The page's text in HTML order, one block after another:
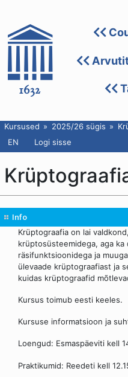
Kursused 2025/26 sügis
EN
Logi sisse
Info
Krüptograafia on lai
krüptosüsteemidega, aga ka
räsifunktsioonidega ja
ülevaade krüptograafiast ja
kuidas krüptograafid
Kursus toimub eesti keeles.
Kursuse informatsioon ja
Loengud: Esmaspäeviti kell
Praktikumid: Reedeti kell